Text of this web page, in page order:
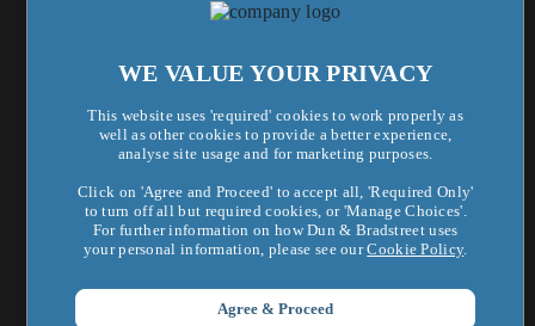
WE VALUE YOUR PRIVACY
This website uses 'required' cookies to work properly as
well as other cookies to provide a better experience,
analyse site usage and for marketing purposes.
Click on 'Agree and Proceed' to accept all, 'Required Only'
to turn off all but required cookies, or 'Manage Choices'.
For further information on how Dun & Bradstreet uses
your personal information, please see ourCookie Policy.
Agree & Proceed
關於鄧白氏
鄧白氏全球集團
企業新聞
最新活動